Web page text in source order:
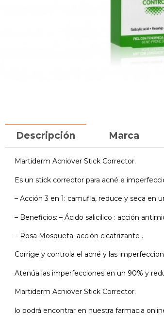
Descripción Marca
Martiderm Acniover Stick Corrector.
Es un stick corrector para acné e
– Acción 3 en 1: camufla, reduce y seca en
– Beneficios: – Ácido salicilico : acción
– Rosa Mosqueta: acción cicatrizante .
Corrige y controla el acné y las
Atenúa las imperfecciones en un 90% y
Martiderm Acniover Stick Corrector.
lo podrá encontrar en nuestra farmacia